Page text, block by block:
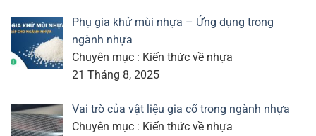
Phụ gia khử mùi nhựa – Ứng dụng trong
ngành nhựa
Chuyên mục : Kiến thức về nhựa
21 Tháng 8, 2025
Vai trò của vật liệu gia cố trong ngành nhựa
Chuyên mục : Kiến thức về nhựa